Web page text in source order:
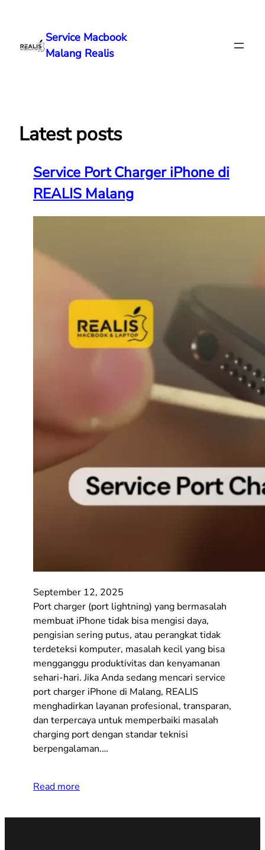
Service Macbook
Malang Realis
Latest posts
Service Port Charger iPhone di
REALIS Malang
September 12, 2025
Port charger (port lightning) yang bermasalah
membuat iPhone tidak bisa mengisi daya,
pengisian sering putus, atau perangkat tidak
terdeteksi komputer, masalah kecil yang bisa
mengganggu produktivitas dan kenyamanan
sehari-hari. Jika Anda sedang mencari service
port charger iPhone di Malang, REALIS
menghadirkan layanan profesional, transparan,
dan terpercaya untuk memperbaiki masalah
charging port dengan standar teknisi
berpengalaman.…
Read more